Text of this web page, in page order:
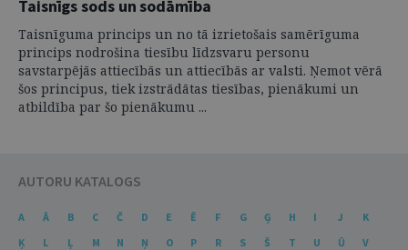
Taisnīgs sods un sodāmība
Taisnīguma princips un no tā izrietošais samērīguma
princips nodrošina tiesību līdzsvaru personu
savstarpējās attiecībās un attiecībās ar valsti. Ņemot vērā
šos principus, tiek izstrādātas tiesības, pienākumi un
atbildība par šo pienākumu ...
AUTORU KATALOGS
A Ā B C Č D E Ē F G Ģ H I J
K
Ķ
L Ļ M N Ņ O P R S Š T U Ū
V